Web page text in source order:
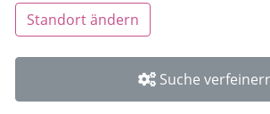
Standort ändern
Suche